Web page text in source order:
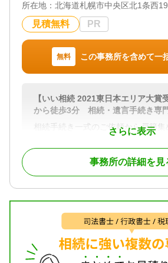
は、間違っても「争族」と「争続」
う、細心の注意をもって対応致しま
対応地域
北海道全域
棄 / 成年後見 / 家族信託 / 相続手続
戸籍収集 / 相続人調査 / 生前贈与（
所在地： 北海道札幌市中央区北1条西
見積無料 PR
無料 この事務所を含めて一
さらに表示
【いい相続 2021東日本エリア大賞
から徒歩3分 相続・遺言手続き専
相続手続き一式のご依頼から戸籍集
成などの業務ごとのご依頼も多数ご
います。
お客様のご要望に合わせ必要なお手
メイドいたします。
対応地域
札幌市 小樽市 江別市 恵庭市
市 室蘭市 岩見沢市 旭川市
虻田郡 余市郡
事務所の詳細を見